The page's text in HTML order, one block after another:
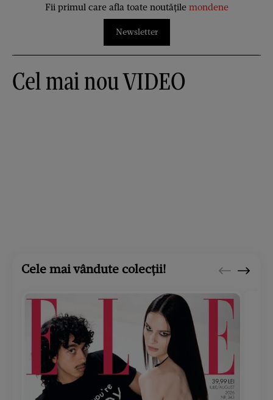
Fii primul care afla toate noutățile mondene
Newsletter
Cel mai nou VIDEO
Cele mai vândute colecții!